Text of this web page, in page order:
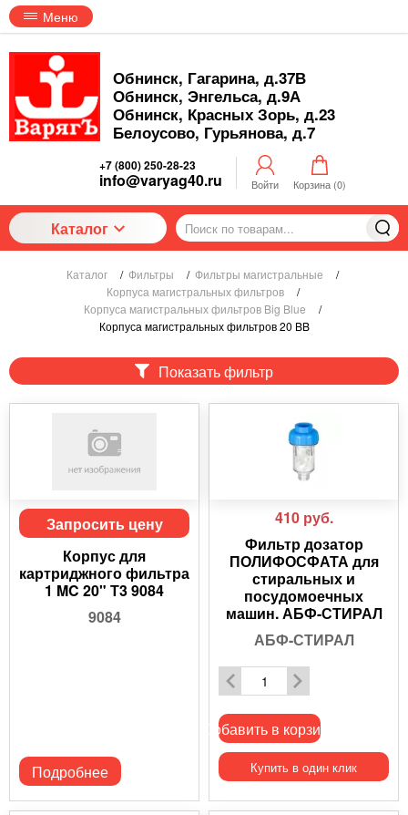
Меню
Обнинск, Гагарина, д.37В
Обнинск, Энгельса, д.9А
Обнинск, Красных Зорь, д.23
Белоусово, Гурьянова, д.7
+7 (800) 250-28-23
info@varyag40.ru Войти Корзина (0)
Каталог
Каталог / Фильтры / Фильтры магистральные
/
Корпуса магистральных фильтров
/
Корпуса магистральных фильтров Big Blue
/
Корпуса магистральных фильтров 20 BB
Показать фильтр
Запросить цену
Корпус для
картриджного фильтра
1 MC 20" Т3 9084
9084
Подробнее
410 руб.
Фильтр дозатор
ПОЛИФОСФАТА для
стиральных и
посудомоечных
машин. АБФ-СТИРАЛ
АБФ-СТИРАЛ
Добавить в корзину
Купить в один клик